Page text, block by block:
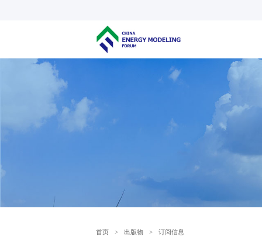
首页 > 出版物 > 订阅信息